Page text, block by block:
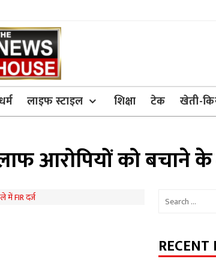
लाइफ स्टाइल शिक्षा टेक खेती-
आरोपियों को बचाने के
Search
RECENT